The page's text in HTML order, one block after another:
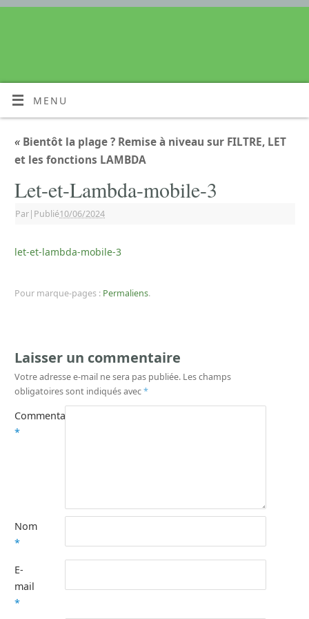
MENU
« Bientôt la plage ? Remise à niveau sur FILTRE, LET
et les fonctions LAMBDA
Let-et-Lambda-mobile-3
Par| Publié10/06/2024
let-et-lambda-mobile-3
Pour marque-pages : Permaliens.
Laisser un commentaire
Votre adresse e-mail ne sera pas publiée. Les champs
obligatoires sont indiqués avec*
Commentaire
*
Nom
*
E-
mail
*